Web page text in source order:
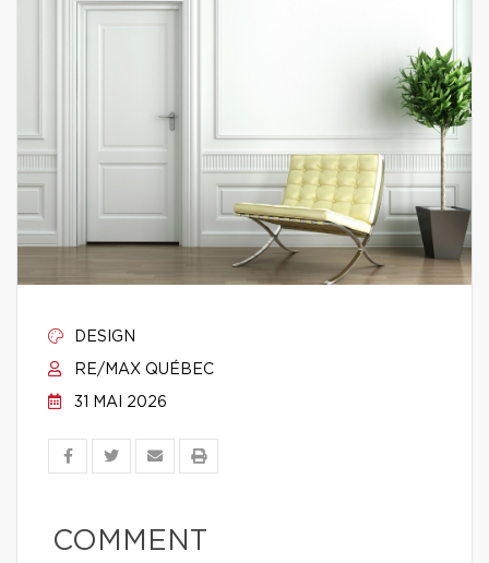
DESIGN
RE/MAX QUÉBEC
31 MAI 2026
COMMENT